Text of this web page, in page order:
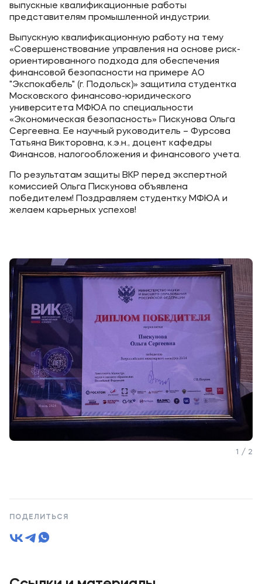
выпускные квалификационные работы
представителям промышленной индустрии.
Выпускную квалификационную работу на тему
«Совершенствование управления на основе риск-
ориентированного подхода для обеспечения
финансовой безопасности на примере АО
"Экспокабель" (г. Подольск)» защитила студентка
Московского финансово-юридического
университета МФЮА по специальности
«Экономическая безопасность» Пискунова Ольга
Сергеевна. Ее научный руководитель – Фурсова
Татьяна Викторовна, к.э.н., доцент кафедры
Финансов, налогообложения и финансового учета.
По результатам защиты ВКР перед экспертной
комиссией Ольга Пискунова объявлена
победителем! Поздравляем студентку МФЮА и
желаем карьерных успехов!
1 / 2
ПОДЕЛИТЬСЯ